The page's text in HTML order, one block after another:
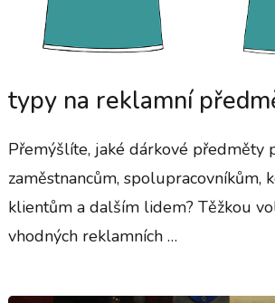
typy na reklamní
Přemýšlíte, jaké dárkové předměty
zaměstnancům, spolupracovníkům,
klientům a dalším lidem? Těžkou
vhodných reklamních …